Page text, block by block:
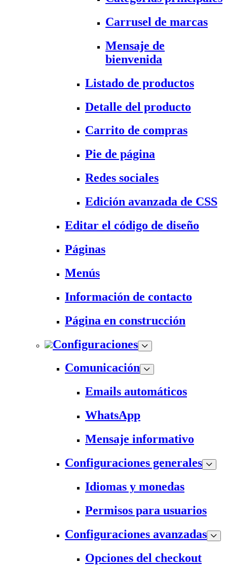
Carrusel de marcas
Mensaje de
bienvenida
Listado de productos
Detalle del producto
Carrito de compras
Pie de página
Redes sociales
Edición avanzada de CSS
Editar el código de diseño
Páginas
Menús
Información de contacto
Página en construcción
Configuraciones
Comunicación
Emails automáticos
WhatsApp
Mensaje informativo
Configuraciones generales
Idiomas y monedas
Permisos para usuarios
Configuraciones avanzadas
Opciones del checkout